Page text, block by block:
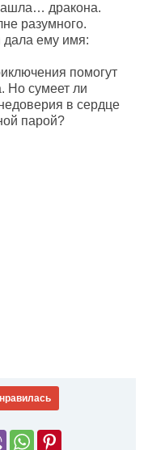
дракона.
разумного.
дала ему имя:
помогут
Но сумеет ли
в сердце
парой?